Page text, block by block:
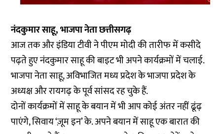
नंदकुमार साहू, भाजपा नेता छत्तीसगढ़
आज तक और इंडिया टीवी ने पीएम मोदी की तारीफ में कसीदे
पढ़ते हुए नंदकुमार साहू की बाइट भी अपने कार्यक्रमों में चलाई.
भाजपा नेता साहू, अविभाजित मध्य प्रदेश के भाजपा प्रदेश के
अध्यक्ष और रायगढ़ के पूर्व सांसद रह चुके हैं.
दोनों कार्यक्रमों में साहू के बयान में भी आप कोई अंतर नहीं ढूंढ़
पाएंगे, सिवाय ‘ज़ूम इन’ के. अपने बयान में साहू एक बारात की